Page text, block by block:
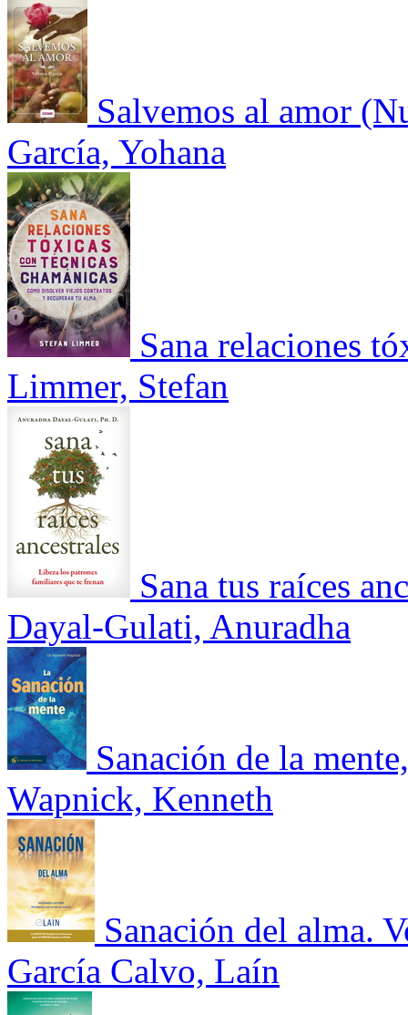
Salvemos al amor
García, Yohana
Sana relaciones
Limmer, Stefan
Sana tus raíces
Dayal-Gulati, Anuradha
Sanación de la mente,
Wapnick, Kenneth
Sanación del alma.
García Calvo, Laín